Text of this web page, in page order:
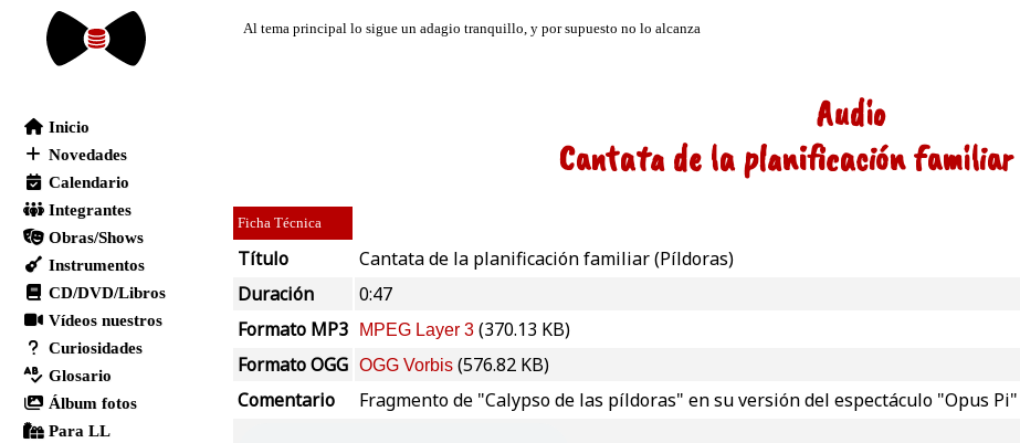
Audio
Cantata de la planificación familiar
Ficha Técnica
Título
Cantata de la planificación familiar (Píldoras)
Duración
0:47
Formato MP3
MPEG Layer 3 (370.13 KB)
Formato OGG OGG Vorbis (576.82 KB)
Comentario
Fragmento de "Calypso de las píldoras" en su versión del espectáculo "Opus Pi"